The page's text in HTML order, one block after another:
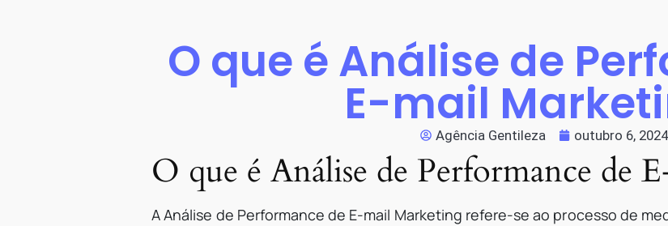
O que é Análise de
E-mail
Agência Gentileza outubro 6, 2024
O que é Análise de Performance de
A Análise de Performance de E-mail Marketing refere-se ao processo de